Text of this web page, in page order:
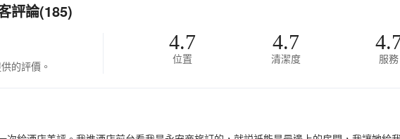
評論(185)
的評價。
4.7
位置
4.7
清潔度 服務